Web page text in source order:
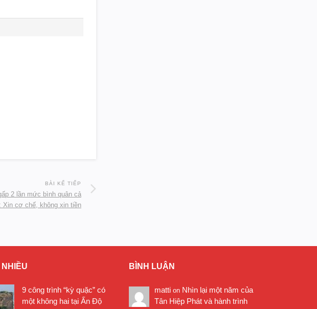
BÀI KẾ TIẾP
2 lần mức bình quân cả
Xin cơ chế, không xin tiền
9 công trình “kỳ quặc” có
một không hai tại Ấn Độ
BÌNH LUẬN
matti on Nhìn lại một năm của
Tân Hiệp Phát và hành trình